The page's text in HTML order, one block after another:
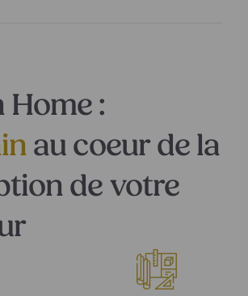
Home :
au coeur de la
de votre